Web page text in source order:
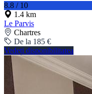
8.8 / 10
1.4 km
Le Parvis
Chartres
De la 185 €
Vedeți disponibilitatea